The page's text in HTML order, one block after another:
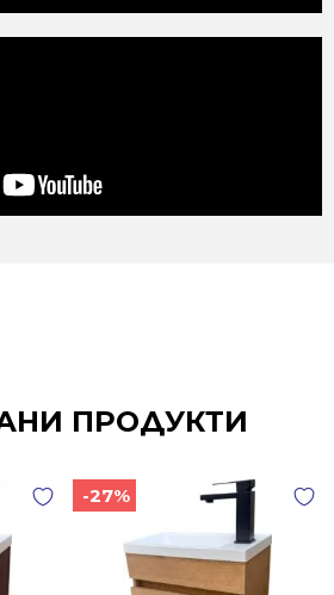
ПРОДУКТИ
-27%